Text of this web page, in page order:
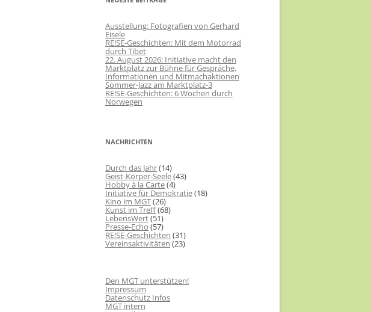
Ausstellung: Fotografien von Gerhard
Eisele
RE!SE-Geschichten: Mit dem Motorrad
durch Tibet
22. August 2026: Initiative macht den
Marktplatz zur Bühne für Gespräche,
Informationen und Mitmachaktionen
Sommer-Jazz am Marktplatz-3
RE!SE-Geschichten: 6 Wochen durch
Norwegen
NACHRICHTEN
Durch das Jahr(14)
Geist-Körper-Seele(43)
Hobby à la Carte(4)
Initiative für Demokratie(18)
Kino im MGT(26)
Kunst im Treff(68)
LebensWert(51)
Presse-Echo (57)
RE!SE-Geschichten (31)
Vereinsaktivitäten (23)
Den MGT unterstützen!
Impressum
Datenschutz Infos
MGT intern